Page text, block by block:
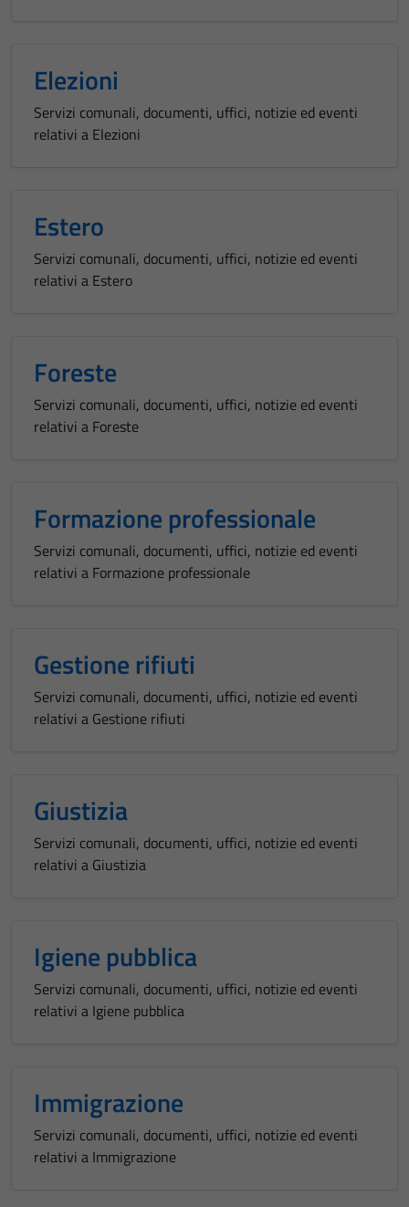
Elezioni
Servizi comunali, documenti, uffici, notizie ed eventi
relativi a Elezioni
Estero
Servizi comunali, documenti, uffici, notizie ed eventi
relativi a Estero
Foreste
Servizi comunali, documenti, uffici, notizie ed eventi
relativi a Foreste
Formazione professionale
Servizi comunali, documenti, uffici, notizie ed eventi
relativi a Formazione professionale
Gestione rifiuti
Servizi comunali, documenti, uffici, notizie ed eventi
relativi a Gestione rifiuti
Giustizia
Servizi comunali, documenti, uffici, notizie ed eventi
relativi a Giustizia
Igiene pubblica
Servizi comunali, documenti, uffici, notizie ed eventi
relativi a Igiene pubblica
Immigrazione
Servizi comunali, documenti, uffici, notizie ed eventi
relativi a Immigrazione